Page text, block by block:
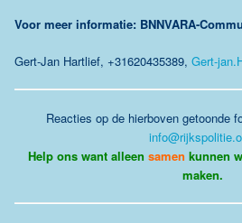
Voor meer informatie: BNNVARA-
Gert-Jan Hartlief, +31620435389, Gert-
Reacties op de hierboven getoonde
Help ons want alleen samen kunnen
maken.